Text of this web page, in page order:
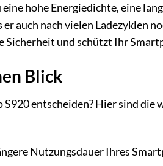
hohe Energiedichte, eine
auch nach vielen Ladezyklen
und schützt Ihr
Blick
entscheiden? Hier sind
Nutzungsdauer Ihres